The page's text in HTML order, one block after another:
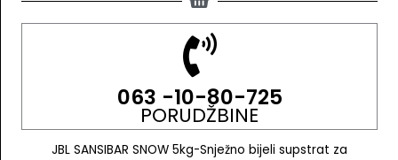
063 -10-80-725
PORUDŽBINE
JBL SANSIBAR SNOW 5kg-Snježno bijeli supstrat za